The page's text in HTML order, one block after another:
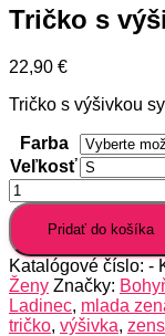
Tričko s
22,90 €
Tričko s výšivkou
Farba
Veľkosť
množstvo
Tričko
s
výšivkou
Ladinec
Pridať do košíka
Katalógové číslo: -
Ženy Značky:
Ladinec, mlada
tričko, výšivka,